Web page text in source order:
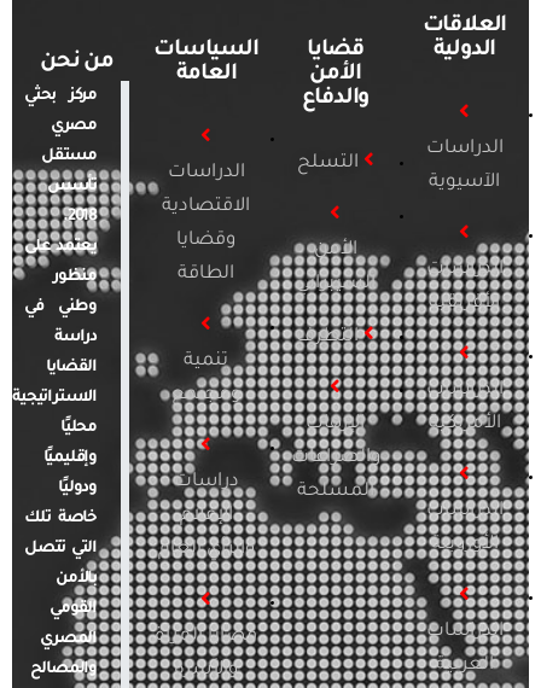
العلاقات
الدولية
الدراسات
الآسيوية
الدراسات
الأفريقية
الدراسات
الأمريكية
الدراسات
الأوروبية
الدراسات
العربية
قضايا
الأمن
والدفاع
التسلح
الأمن
السيبراني
التطرف
الإرهاب
والصراعات
المسلحة
السياسات
العامة
الدراسات
الاقتصادية
وقضايا
الطاقة
تنمية
ومجتمع
دراسات
الإعلام
والرأي العام
قضايا المرأة
والأسرة
من نحن
مركز بحثي
مصري
مستقل
تأسس
2018.
يعتمد على
منظور
وطني في
دراسة
القضايا
الاستراتيجية
محليًا
وإقليميًا
ودوليًا
خاصة تلك
التي تتصل
بالأمن
القومي
المصري
والمصالح